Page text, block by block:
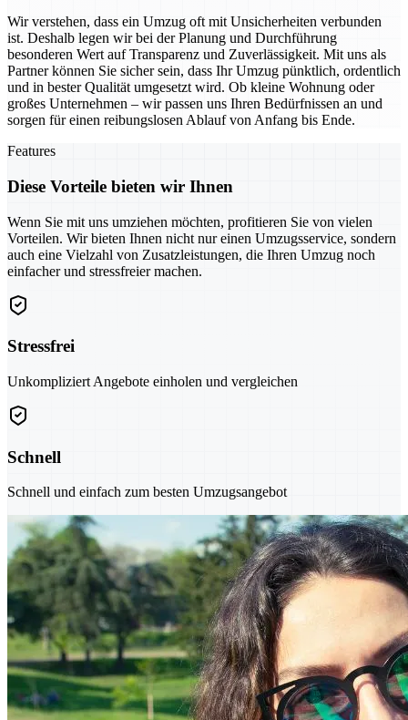
Wir verstehen, dass ein Umzug oft mit Unsicherheiten verbunden
ist. Deshalb legen wir bei der Planung und Durchführung
besonderen Wert auf Transparenz und Zuverlässigkeit. Mit uns als
Partner können Sie sicher sein, dass Ihr Umzug pünktlich, ordentlich
und in bester Qualität umgesetzt wird. Ob kleine Wohnung oder
großes Unternehmen – wir passen uns Ihren Bedürfnissen an und
sorgen für einen reibungslosen Ablauf von Anfang bis Ende.
Features
Diese Vorteile bieten wir Ihnen
Wenn Sie mit uns umziehen möchten, profitieren Sie von vielen
Vorteilen. Wir bieten Ihnen nicht nur einen Umzugsservice, sondern
auch eine Vielzahl von Zusatzleistungen, die Ihren Umzug noch
einfacher und stressfreier machen.
Stressfrei
Unkompliziert Angebote einholen und vergleichen
Schnell
Schnell und einfach zum besten Umzugsangebot